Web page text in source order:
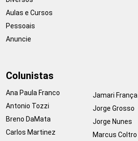
Aulas e Cursos
Pessoais
Anuncie
Colunistas
Ana Paula Franco
Antonio Tozzi
Breno DaMata
Carlos Martinez
Jamari França
Jorge Grosso
Jorge Nunes
Marcus Coltro